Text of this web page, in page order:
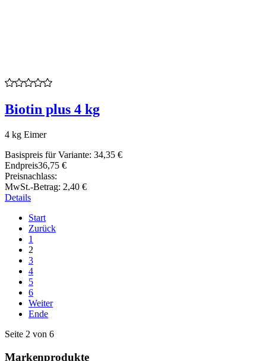
Biotin plus 4 kg
4 kg Eimer
Basispreis für Variante: 34,35 €
Endpreis36,75 €
Preisnachlass:
MwSt.-Betrag: 2,40 €
Details
Start
Zurück
1
2
3
4
5
6
Weiter
Ende
Seite 2 von 6
Markenprodukte